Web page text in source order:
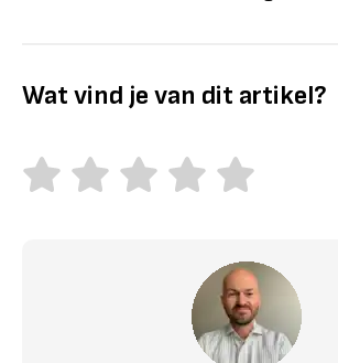
Wat vind je van dit artikel?